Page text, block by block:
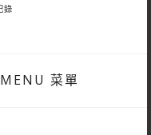
錄
菜單